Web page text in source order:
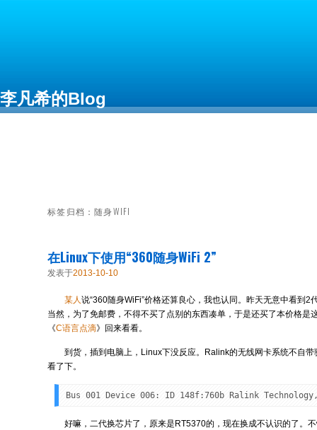
李凡希的Blog
标签归档：随身WIFI
在Linux下使用“360随身WiFi 2”
发表于2013-10-10
某人说“360随身WiFi”价格还算良心，我也认同。昨天无意中看到2
当然，为了免邮费，不得不买了点别的东西凑单，于是还买了本价格是
《C语言点滴》回来看看。
到货，插到电脑上，Linux下没反应。Ralink的无线网卡系统不自
看了下。
Bus 001 Device 006: ID 148f:760b Ralink
好嘛，二代换芯片了，原来是RT5370的，现在换成不认识的了。